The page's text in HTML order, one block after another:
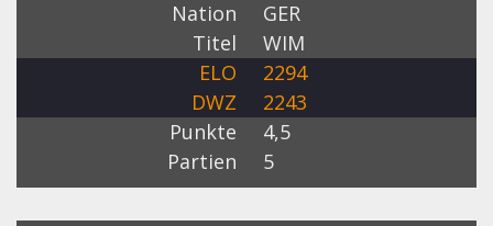
Nation
GER
Titel
WIM
ELO
2294
DWZ
2243
Punkte
4,5
Partien
5